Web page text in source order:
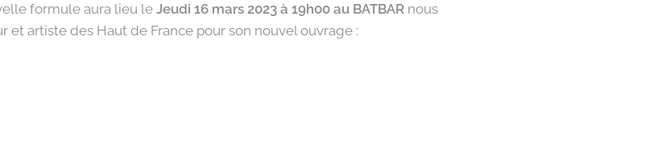
formule aura lieu leJeudi 16 mars 2023 à 19h00 au BATBAR nous
et artiste des Haut de France pour son nouvel ouvrage :